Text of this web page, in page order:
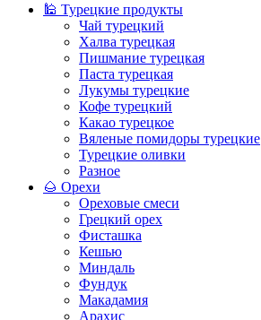
🕌 Турецкие продукты
Чай турецкий
Халва турецкая
Пишмание турецкая
Паста турецкая
Лукумы турецкие
Кофе турецкий
Какао турецкое
Вяленые помидоры турецкие
Турецкие оливки
Разное
🌰 Орехи
Ореховые смеси
Грецкий орех
Фисташка
Кешью
Миндаль
Фундук
Макадамия
Арахис